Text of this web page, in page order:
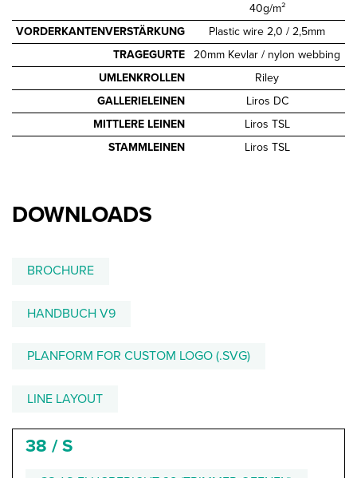
40g/m²
VORDERKANTENVERSTÄRKUNG
Plastic wire 2,0 / 2,5mm
TRAGEGURTE
20mm Kevlar / nylon webbing
UMLENKROLLEN
Riley
GALLERIELEINEN
Liros DC
MITTLERE LEINEN
Liros TSL
STAMMLEINEN
Liros TSL
DOWNLOADS
BROCHURE
HANDBUCH V9
PLANFORM FOR CUSTOM LOGO (.SVG)
LINE LAYOUT
38 / S